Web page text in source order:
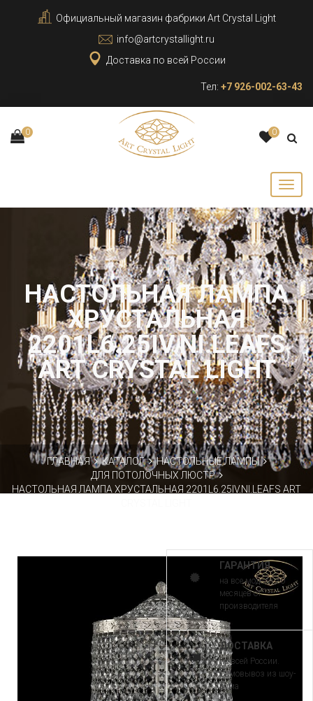
Официальный магазин фабрики Art Crystal Light
info@artcrystallight.ru
Доставка по всей России
Тел: +7 926-002-63-43
0 0
НАСТОЛЬНАЯ ЛАМПА
ХРУСТАЛЬНАЯ
2201L6.25IV.NI.LEAFS
ART CRYSTAL LIGHT
ГЛАВНАЯ КАТАЛОГ
НАСТОЛЬНЫЕ ЛАМПЫ
ДЛЯ ПОТОЛОЧНЫХ ЛЮСТР
НАСТОЛЬНАЯ ЛАМПА ХРУСТАЛЬНАЯ 2201L6.25IV.NI.LEAFS ART
ГАРАНТИЯ
на все модели 30
месяцев от
производителя
ДОСТАВКА
по всей России.
Самовывоз из шоу-
рума